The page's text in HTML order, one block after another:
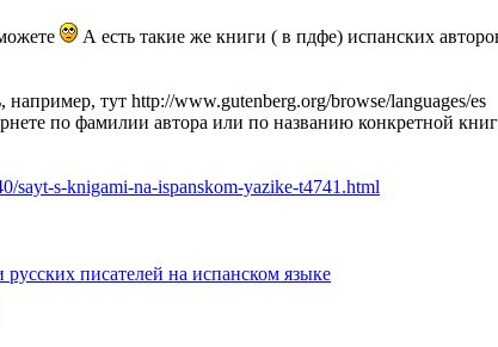
А есть такие же книги ( в пдфе) испанских
например, тут http://www.gutenberg.org/browse/languages/es
по фамилии автора или по названию конкретной
sayt-s-knigami-na-ispanskom-yazike-t4741.html
писателей на испанском языке